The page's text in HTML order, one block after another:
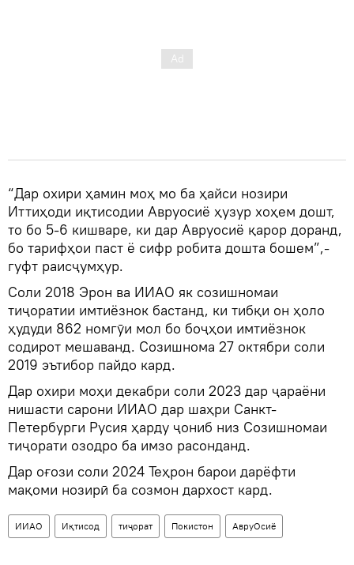
“Дар охири ҳамин моҳ мо ба ҳайси нозири
Иттиҳоди иқтисодии Авруосиё ҳузур хоҳем дошт,
то бо 5-6 кишваре, ки дар Авруосиё қарор доранд,
бо тарифҳои паст ё сифр робита дошта бошем”,-
гуфт раисҷумҳур.
Соли 2018 Эрон ва ИИАО як созишномаи
тиҷоратии имтиёзнок бастанд, ки тибқи он ҳоло
ҳудуди 862 номгӯи мол бо боҷҳои имтиёзнок
содирот мешаванд. Созишнома 27 октябри соли
2019 эътибор пайдо кард.
Дар охири моҳи декабри соли 2023 дар ҷараёни
нишасти сарони ИИАО дар шаҳри Санкт-
Петербурги Русия ҳарду ҷониб низ Созишномаи
тиҷорати озодро ба имзо расонданд.
Дар оғози соли 2024 Теҳрон барои дарёфти
мақоми нозирӣ ба созмон дархост кард.
ИИАО Иқтисод тиҷорат Покистон АвруОсиё